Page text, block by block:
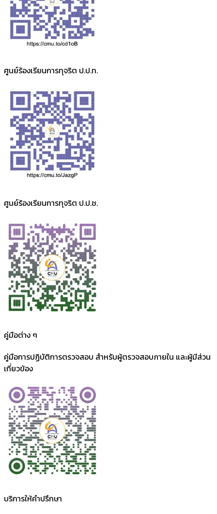
ศูนย์ร้องเรียนการทุจริต ป.ป.ท.
ศูนย์ร้องเรียนการทุจริต ป.ป.ช.
คู่มือต่าง ๆ
คู่มือการปฏิบัติการตรวจสอบ สำหรับผู้ตรวจสอบภายใน และผู้มีส่วน
เกี่ยวข้อง
บริการให้คำปรึกษา